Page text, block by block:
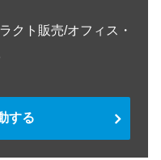
クト販売/オフィス・
する